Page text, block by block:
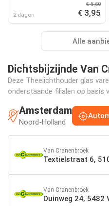
2 dagen
€ 5,50
€ 3,95
Alle
Dichtsbijzijnde Van
Deze Theelichthouder glas
onderstaande filialen op basis
Amsterdam
Noord-Holland
Van Cranenbroek
Textielstraat 6,
Van Cranenbroek
Duinweg 24, 5482